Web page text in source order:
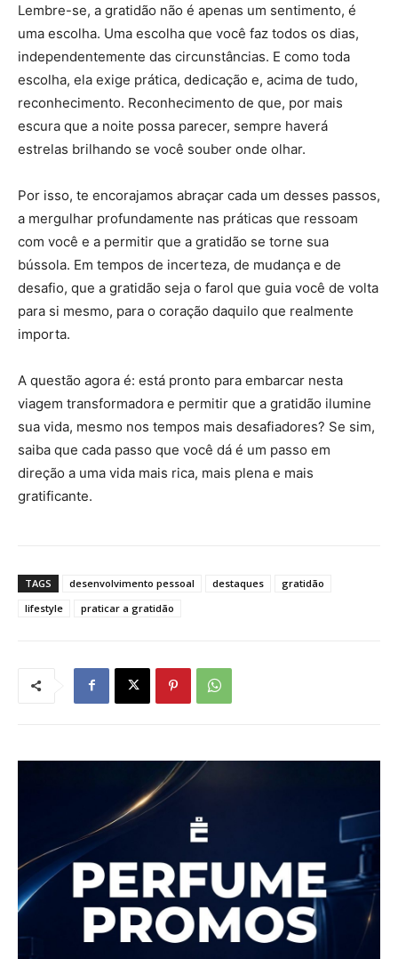
Lembre-se, a gratidão não é apenas um sentimento, é
uma escolha. Uma escolha que você faz todos os dias,
independentemente das circunstâncias. E como toda
escolha, ela exige prática, dedicação e, acima de tudo,
reconhecimento. Reconhecimento de que, por mais
escura que a noite possa parecer, sempre haverá
estrelas brilhando se você souber onde olhar.
Por isso, te encorajamos abraçar cada um desses passos,
a mergulhar profundamente nas práticas que ressoam
com você e a permitir que a gratidão se torne sua
bússola. Em tempos de incerteza, de mudança e de
desafio, que a gratidão seja o farol que guia você de volta
para si mesmo, para o coração daquilo que realmente
importa.
A questão agora é: está pronto para embarcar nesta
viagem transformadora e permitir que a gratidão ilumine
sua vida, mesmo nos tempos mais desafiadores? Se sim,
saiba que cada passo que você dá é um passo em
direção a uma vida mais rica, mais plena e mais
gratificante.
TAGS desenvolvimento pessoal destaques
gratidão
lifestyle
praticar a gratidão